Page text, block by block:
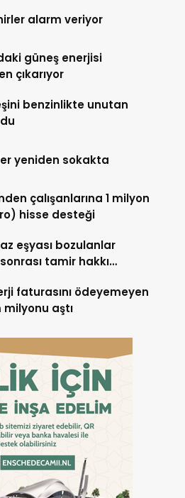
alarm veriyor
güneş enerjisi
çıkarıyor
benzinlikte unutan
yeniden sokakta
çalışanlarına 1 milyon
hisse desteği
eşyası bozulanlar
tamir hakkı
faturasını ödeyemeyen
milyonu aştı